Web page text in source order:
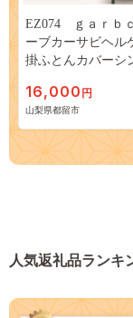
EZ074 ｇａｒｂ
ーブカーサビヘル
掛ふとんカバーシ
16,000 円
山梨県都留市
人気返礼品ランキ